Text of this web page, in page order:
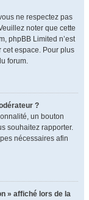
ne respectez pas
noter que cette
phpBB Limited n’est
espace. Pour plus
forum.
?
un bouton
souhaitez rapporter.
nécessaires afin
» affiché lors de la